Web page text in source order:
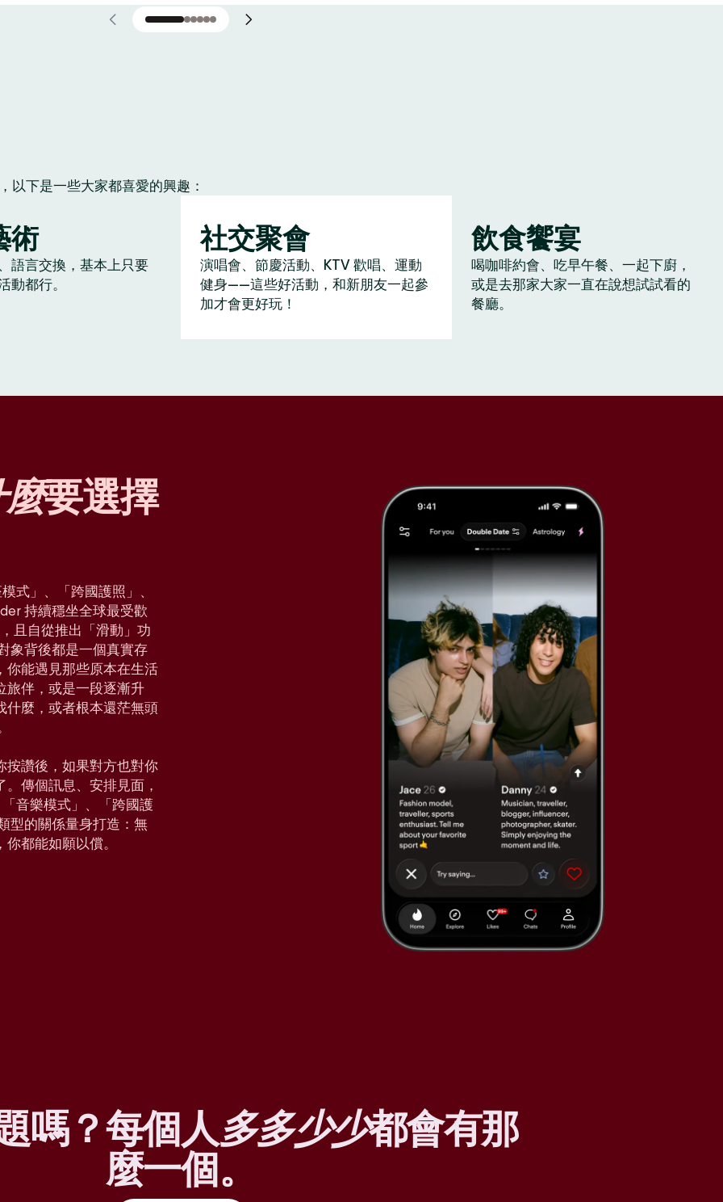
以下是一些大家都喜愛的興趣：
術
語言交換，基本上只要
動都行。
社交聚會
演唱會、節慶活動、KTV 歡唱、運動
健身——這些好活動，和新朋友一起參
加才會更好玩！
飲食饗宴
喝咖啡約會、吃早午餐、一起下廚，
或是去那家大家一直在說想試試看的
餐廳。
要選擇
式」、「跨國護照」、
持續穩坐全球最受歡
且自從推出「滑動」功
象背後都是一個真實存
你能遇見那些原本在生活
旅伴，或是一段逐漸升
什麼，或者根本還茫無頭
按讚後，如果對方也對你
傳個訊息、安排見面，
音樂模式」、「跨國護
型的關係量身打造：無
都能如願以償。
嗎？每個人多多少少都會有那
麼一個。